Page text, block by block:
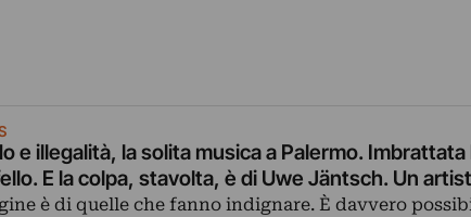
e illegalità, la solita musica a Palermo.
E la colpa, stavolta, è di Uwe Jäntsch. Un
è di quelle che fanno indignare. È davvero